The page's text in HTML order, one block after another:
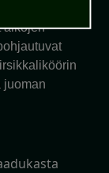
aikojen
juoman